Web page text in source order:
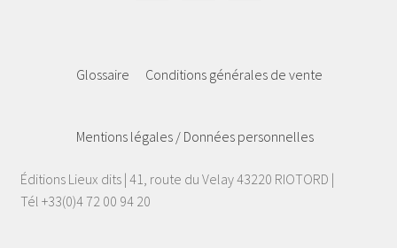
Glossaire Conditions générales de vente
Mentions légales / Données personnelles
Éditions Lieux dits | 41, route du Velay 43220 RIOTORD |
Tél +33(0)4 72 00 94 20